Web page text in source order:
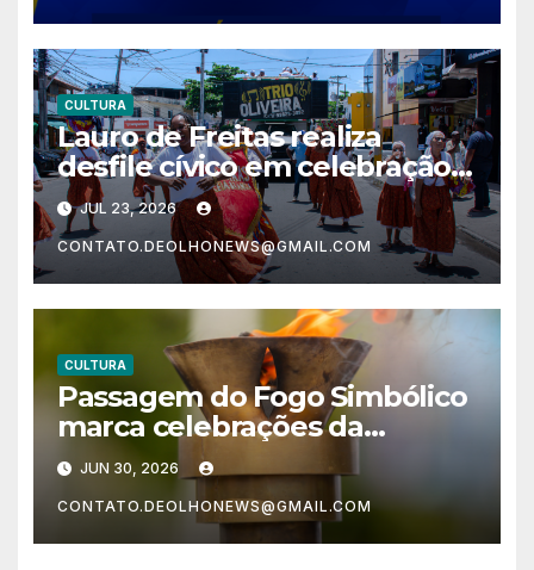
CULTURA
Lauro de Freitas realiza
desfile cívico em celebração
aos 64 anos de emancipação
neste sábado (25)
JUL 23, 2026
CONTATO.DEOLHONEWS@GMAIL.COM
CULTURA
Passagem do Fogo Simbólico
marca celebrações da
Independência da Bahia em
Lauro de Freitas nesta terça
(30)
JUN 30, 2026
CONTATO.DEOLHONEWS@GMAIL.COM